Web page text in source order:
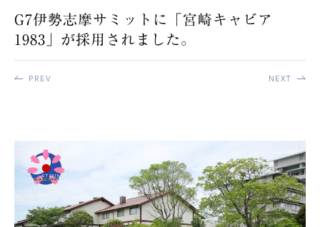
G7伊勢志摩サミットに「宮崎キャビア
1983」が採用されました。
PREV NEXT